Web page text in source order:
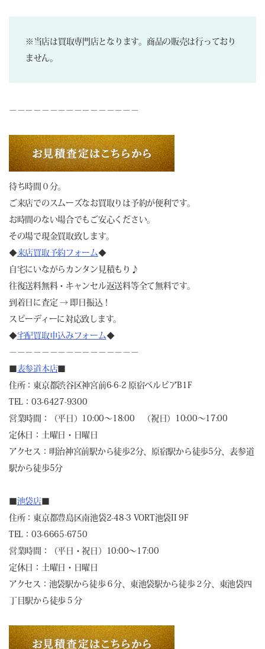
※当店は買取専門店となります。商品の販売は行っており
ません。
－－－－－－－－－－－－－－－－
待ち時間０分。
ご来店でのスムーズなお買取りは予約が便利です。
お時間のない場合でもご安心ください。
その場で現金買取致します。
◆来店買取予約フォーム◆
自宅にいながらカンタン見積もり♪
往復送料無料・キャンセル返送料等全て無料です。
到着日に査定 → 即日振込！
スピーディーに対応致します。
◆宅配買取申込みフォーム◆
－－－－－－－－－－－－－－－－
表参道本店
住所：東京都渋谷区神宮前6-6-2 原宿ベルピアB1F
TEL：03-6427-9300
営業時間：（平日）10:00～18:00 （祝日）10:00～17:00
定休日：土曜日・日曜日
アクセス：明治神宮前駅から徒歩2分、原宿駅から徒歩5分、表参道
駅から徒歩5分
池袋店
住所：東京都豊島区南池袋2-48-3 VORT池袋II 9F
TEL：03-6665-6750
営業時間：（平日・祝日）10:00～17:00
定休日：土曜日・日曜日
アクセス：池袋駅から徒歩６分、東池袋駅から徒歩２分、東池袋四
丁目駅から徒歩５分